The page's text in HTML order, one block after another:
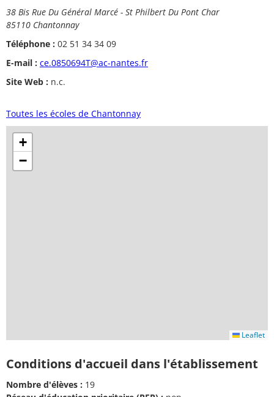
38 Bis Rue Du Général Marcé - St Philbert Du Pont Char
85110 Chantonnay
Téléphone : 02 51 34 34 09
E-mail : ce.0850694T@ac-nantes.fr
Site Web : n.c.
Toutes les écoles de Chantonnay
+
−
Leaflet
Conditions d'accueil dans l'établissement
Nombre d'élèves : 19